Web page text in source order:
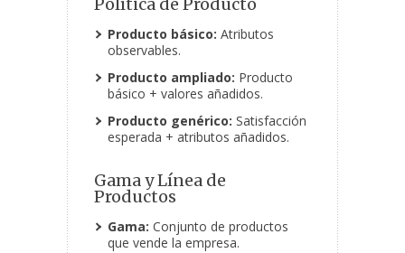
Política de Producto
Producto básico: Atributos
observables.
Producto ampliado: Producto
básico + valores añadidos.
Producto genérico: Satisfacción
esperada + atributos añadidos.
Gama y Línea de
Productos
Gama: Conjunto de productos
que vende la empresa.